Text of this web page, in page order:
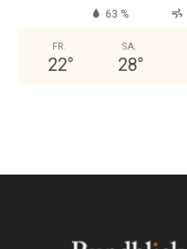
63 %
FR.
22°
SA.
28°